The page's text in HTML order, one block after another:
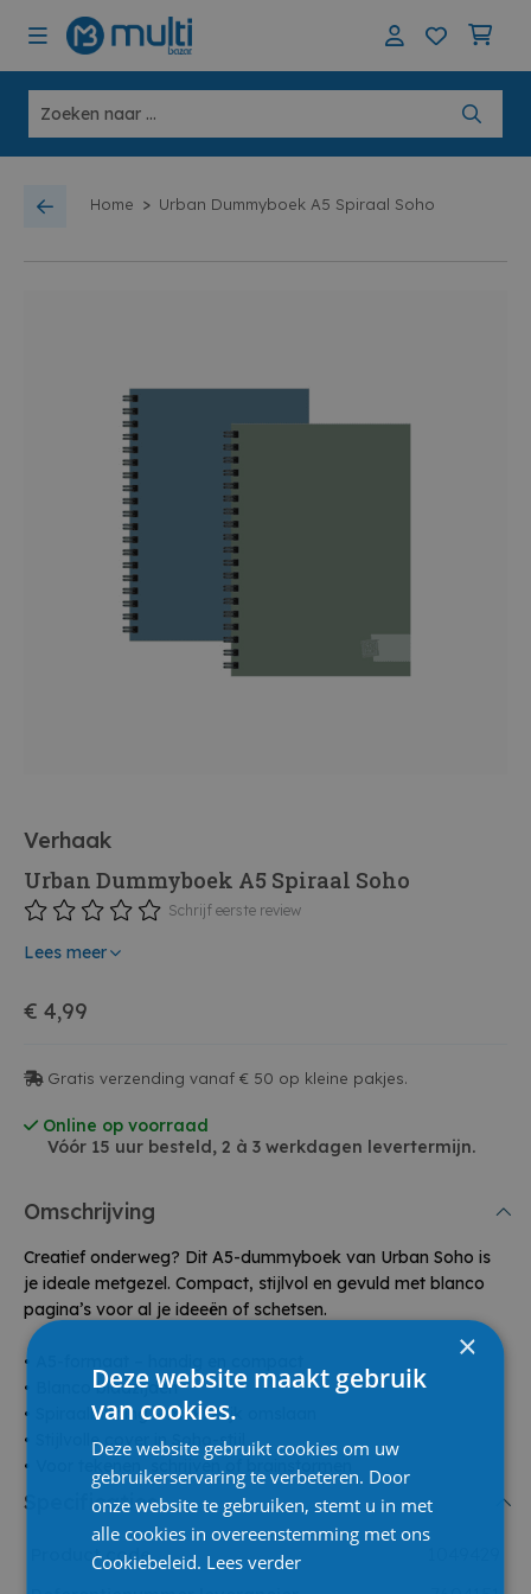
Home > Urban Dummyboek A5 Spiraal Soho
Verhaak
Urban Dummyboek A5 Spiraal Soho
Schrijf eerste review
Lees meer
€ 4,99
Gratis verzending vanaf € 50 op kleine pakjes.
Online op voorraad
Vóór 15 uur besteld, 2 à 3 werkdagen levertermijn.
Omschrijving
Creatief onderweg? Dit A5-dummyboek van Urban Soho is
je ideale metgezel. Compact, stijlvol en gevuld met blanco
pagina’s voor al je ideeën of schetsen.
• A5-formaat – handig en compact
• Blanco bladzijden
• Spiraalbinding – makkelijk omslaan
• Stijlvolle cover in Soho-stijl
• Voor tekenen, schrijven of brainstormen
Specificaties
Product code
×
Deze website maakt gebruik
van cookies.
Deze website gebruikt cookies om uw
gebruikerservaring te verbeteren. Door
onze website te gebruiken, stemt u in met
alle cookies in overeenstemming met ons
Cookiebeleid. Lees verder